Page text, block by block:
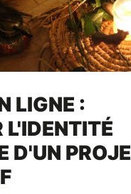
LIGNE :
L'IDENTITÉ
D'UN